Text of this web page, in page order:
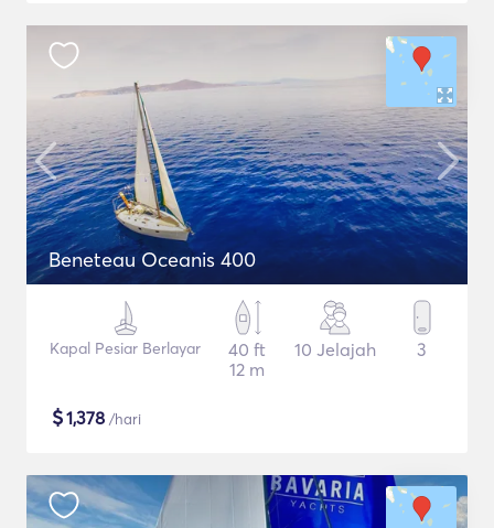
Beneteau Oceanis 400
Kapal Pesiar Berlayar
40 ft
12 m
10 Jelajah 3
$1,378 /hari